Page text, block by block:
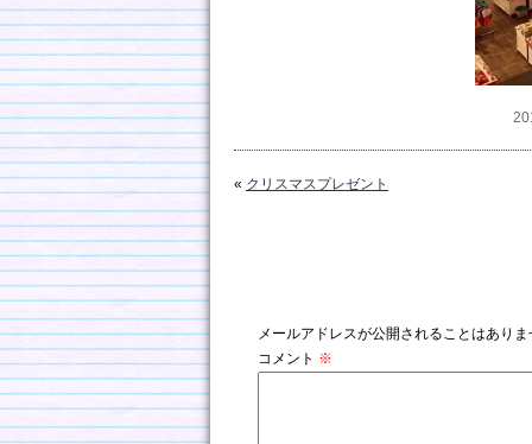
« クリスマスプレゼント
メールアドレスが公開されることはありま
コメント ※